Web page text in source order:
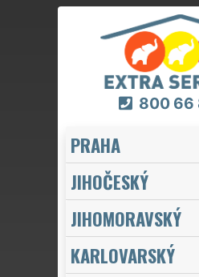
800 66
PRAHA
JIHOČESKÝ
JIHOMORAVSKÝ
KARLOVARSKÝ